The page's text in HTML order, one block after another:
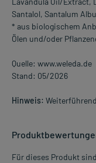
Santalol, Santalum
* aus biologischem
Ölen und/oder
Quelle: www.weleda.de
Stand: 05/2026
Hinweis:
Für dieses Produkt